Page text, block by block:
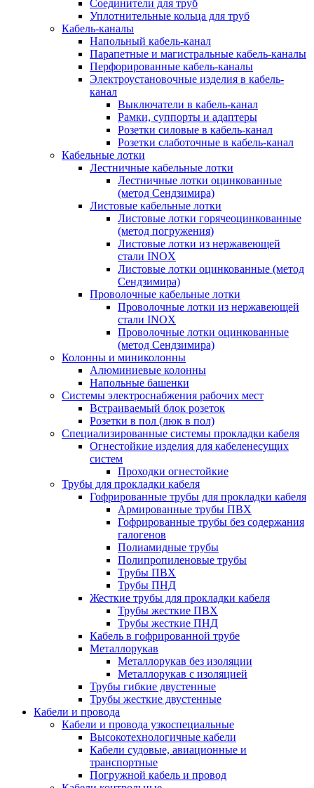
Соединители для труб
Уплотнительные кольца для труб
Кабель-каналы
Напольный кабель-канал
Парапетные и магистральные кабель-каналы
Перфорированные кабель-каналы
Электроустановочные изделия в кабель-
канал
Выключатели в кабель-канал
Рамки, суппорты и адаптеры
Розетки силовые в кабель-канал
Розетки слаботочные в кабель-канал
Кабельные лотки
Лестничные кабельные лотки
Лестничные лотки оцинкованные
(метод Сендзимира)
Листовые кабельные лотки
Листовые лотки горячеоцинкованные
(метод погружения)
Листовые лотки из нержавеющей
стали INOX
Листовые лотки оцинкованные (метод
Сендзимира)
Проволочные кабельные лотки
Проволочные лотки из нержавеющей
стали INOX
Проволочные лотки оцинкованные
(метод Сендзимира)
Колонны и миниколонны
Алюминиевые колонны
Напольные башенки
Системы электроснабжения рабочих мест
Встраиваемый блок розеток
Розетки в пол (люк в пол)
Специализированные системы прокладки кабеля
Огнестойкие изделия для кабеленесущих
систем
Проходки огнестойкие
Трубы для прокладки кабеля
Гофрированные трубы для прокладки кабеля
Армированные трубы ПВХ
Гофрированные трубы без содержания
галогенов
Полиамидные трубы
Полипропиленовые трубы
Трубы ПВХ
Трубы ПНД
Жесткие трубы для прокладки кабеля
Трубы жесткие ПВХ
Трубы жесткие ПНД
Кабель в гофрированной трубе
Металлорукав
Металлорукав без изоляции
Металлорукав с изоляцией
Трубы гибкие двустенные
Трубы жесткие двустенные
Кабели и провода
Кабели и провода узкоспециальные
Высокотехнологичные кабели
Кабели судовые, авиационные и
транспортные
Погружной кабель и провод